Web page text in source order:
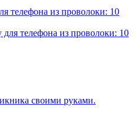
телефона из проволоки: 10
своими руками.